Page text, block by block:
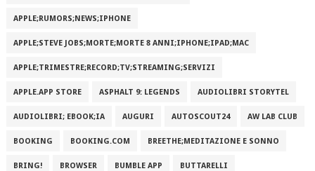
APPLE;RUMORS;NEWS;IPHONE
APPLE;STEVE JOBS;MORTE;MORTE 8 ANNI;IPHONE;IPAD;MAC
APPLE;TRIMESTRE;RECORD;TV;STREAMING;SERVIZI
APPLE.APP STORE ASPHALT 9: LEGENDS AUDIOLIBRI STORYTEL
AUDIOLIBRI; EBOOK;IA AUGURI AUTOSCOUT24 AW LAB CLUB
BOOKING BOOKING.COM BREETHE;MEDITAZIONE E SONNO
BRING! BROWSER BUMBLE APP BUTTARELLI